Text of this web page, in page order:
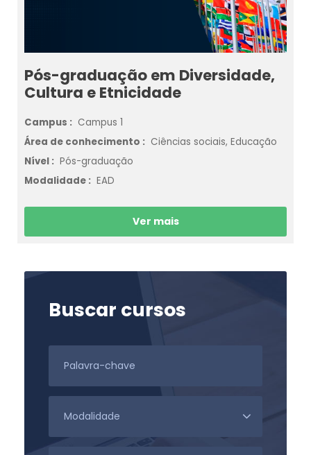
Pós-graduação em Diversidade,
Cultura e Etnicidade
Campus : Campus 1
Área de conhecimento : Ciências sociais, Educação
Nível : Pós-graduação
Modalidade : EAD
Ver mais
Buscar cursos